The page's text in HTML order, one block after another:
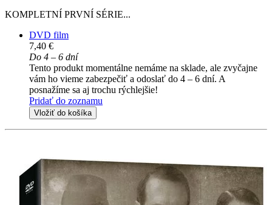
KOMPLETNÍ PRVNÍ SÉRIE...
DVD film
7,40 €
Do 4 – 6 dní
Tento produkt momentálne nemáme na sklade, ale zvyčajne
vám ho vieme zabezpečiť a odoslať do 4 – 6 dní. A
posnažíme sa aj trochu rýchlejšie!
Pridať do zoznamu
Vložiť do košíka